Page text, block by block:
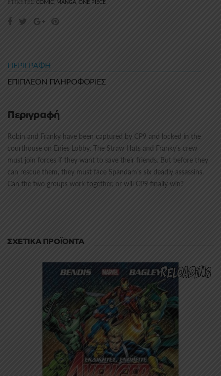
ΕΤΙΚΈΤΕΣ: COMIC MANGA, ONE PIECE
ΠΕΡΙΓΡΑΦΉ
ΕΠΙΠΛΈΟΝ ΠΛΗΡΟΦΟΡΊΕΣ
Περιγραφή
Robin and Franky have been captured by CP9 and locked in the
courthouse on Enies Lobby. The Straw Hats and Franky’s crew
must join forces if they want to save their friends. But before they
can rescue them, they must face Spandam’s six deadly assassins.
Can the two groups work together, or will CP9 finally win?
ΣΧΕΤΙΚΆ ΠΡΟΪΌΝΤΑ